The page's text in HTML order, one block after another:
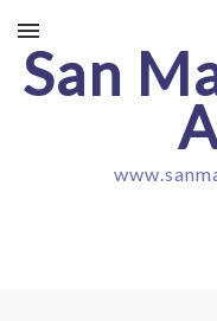
San